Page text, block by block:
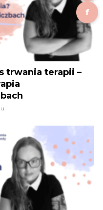
trwania terapii –
f